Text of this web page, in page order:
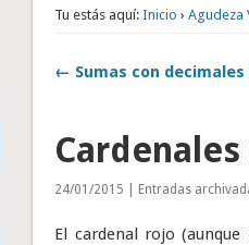
Tu estás aquí: Inicio ›Agudeza
← Sumas con
24/01/2015 | Entradas
El cardenal rojo